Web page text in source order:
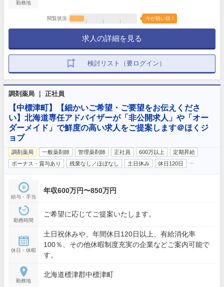
勤務地
閲覧状況 今が狙い目！
求人の詳細を見る
検討リスト（要ログイン）
調剤薬局 ｜ 正社員
【中標津町】【細かいご希望・ご要望をお伝えくださ
い】北海道専任アドバイザーが「非公開求人」や「オー
ダーメイド」で鮮度の高い求人をご提案します＠ほくジ
ョブ
調剤薬局 一般薬剤師 管理薬剤師 正社員 600万以上
定期昇給
ボーナス・賞与あり
残業なし／ほぼなし 土日休み 休日120日
給与・手当
年収600万円〜850万円
勤務時間
ご希望に応じてご提案いたします。
休日・休暇
土日祝休みや、年間休日120日以上、有給消化率
100％、その他休暇制度充実の企業などご案内可能で
す。
勤務地
北海道標津郡中標津町